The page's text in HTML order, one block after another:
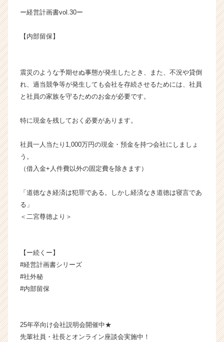
か
ら
ス
カ
ト
届
イ
r
ー経営計画書vol.30ー
【内部留保】
震災のような予期せぬ事態が発生したとき、また、不況や貸倒
れ、過当競争等が発生しても会社を存続させるためには、社員
と社員の家族を守るためのお金が必要です。
特に現金を残しておく必要があります。
社員一人当たり1,000万円の現金・預金を持つ会社にしましょ
う。
（借入金+人件費以外の固定費を除きます）
「道徳なき経済は犯罪である。しかし経済なき道徳は寝言であ
る」
＜二宮尊徳より＞
【ー続くー】
#経営計画書シリーズ
#社外秘
#内部留保
25年卒向け会社説明会開催中★
先輩社員・社長とオンライン座談会実施中！